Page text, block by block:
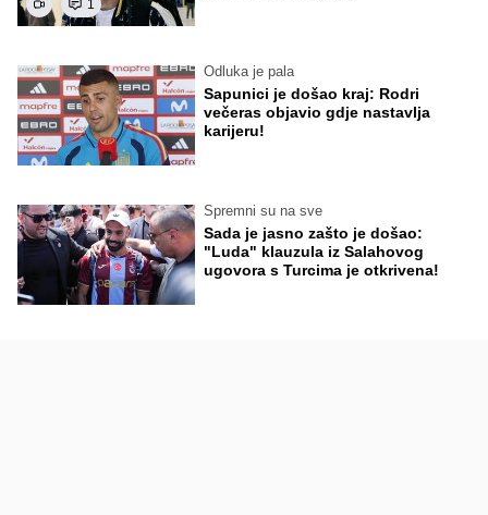
1
Odluka je pala
Sapunici je došao kraj: Rodri
večeras objavio gdje nastavlja
karijeru!
Spremni su na sve
Sada je jasno zašto je došao:
"Luda" klauzula iz Salahovog
ugovora s Turcima je otkrivena!